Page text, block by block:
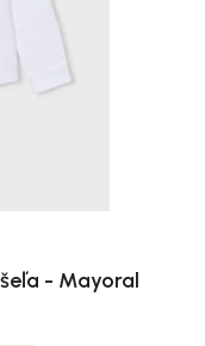
- Mayoral